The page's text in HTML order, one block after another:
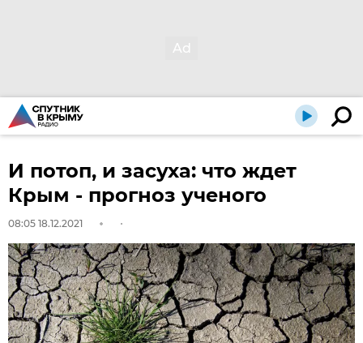
И потоп, и засуха: что ждет
Крым - прогноз ученого
08:05 18.12.2021